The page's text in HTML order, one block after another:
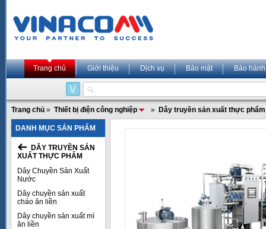
Trang chủ Giới thiệu Dịch vụ Bảo mật Bảo hành
Trang chủ » Thiết bị điện công nghiệp » Dây truyền sản xuất thực phẩm
DANH MỤC SẢN PHẨM
DÂY TRUYỀN SẢN
XUẤT THỰC PHẨM
Dây Chuyền Sản Xuất
Nước
Dây chuyền sản xuất
cháo ăn liền
Dây chuyền sản xuất mì
ăn liền